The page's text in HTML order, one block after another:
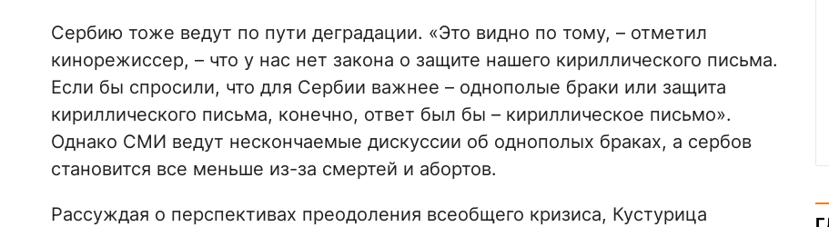
Сербию тоже ведут по пути деградации. «Это видно по тому, – отметил
кинорежиссер, – что у нас нет закона о защите нашего кириллического письма.
Если бы спросили, что для Сербии важнее – однополые браки или защита
кириллического письма, конечно, ответ был бы – кириллическое письмо».
Однако СМИ ведут нескончаемые дискуссии об однополых браках, а сербов
становится все меньше из-за смертей и абортов.
Рассуждая о перспективах преодоления всеобщего кризиса, Кустурица